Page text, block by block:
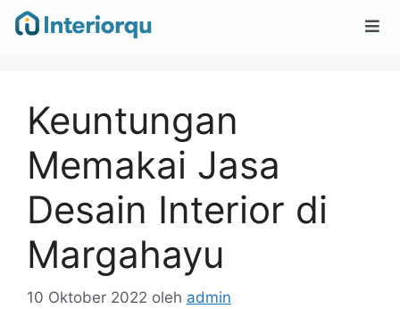
Keuntungan
Memakai Jasa
Desain Interior di
Margahayu
10 Oktober 2022 oleh admin